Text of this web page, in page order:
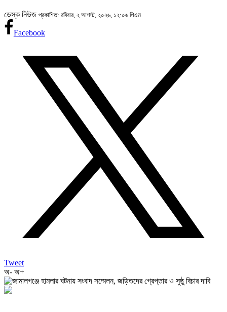
ডেস্ক নিউজ প্রকাশিত: রবিবার, ২ আগস্ট, ২০২৬, ১২:০৬ পিএম
Facebook
Tweet
অ- অ+